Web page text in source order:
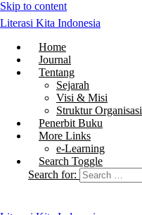
Skip to content
Literasi Kita Indonesia
Home
Journal
Tentang
Sejarah
Visi & Misi
Struktur Organisasi
Penerbit Buku
More Links
e-Learning
Search Toggle
Search for: